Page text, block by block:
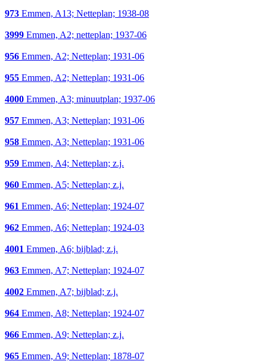
973 Emmen, A13; Netteplan; 1938-08
3999 Emmen, A2; netteplan; 1937-06
956 Emmen, A2; Netteplan; 1931-06
955 Emmen, A2; Netteplan; 1931-06
4000 Emmen, A3; minuutplan; 1937-06
957 Emmen, A3; Netteplan; 1931-06
958 Emmen, A3; Netteplan; 1931-06
959 Emmen, A4; Netteplan; z.j.
960 Emmen, A5; Netteplan; z.j.
961 Emmen, A6; Netteplan; 1924-07
962 Emmen, A6; Netteplan; 1924-03
4001 Emmen, A6; bijblad; z.j.
963 Emmen, A7; Netteplan; 1924-07
4002 Emmen, A7; bijblad; z.j.
964 Emmen, A8; Netteplan; 1924-07
966 Emmen, A9; Netteplan; z.j.
965 Emmen, A9; Netteplan; 1878-07